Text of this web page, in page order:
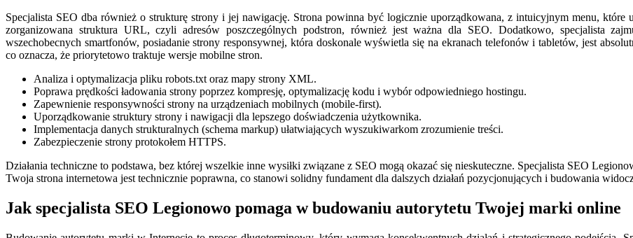
Specjalista SEO dba również o strukturę strony i jej nawigację. Strona powinna być logicznie uporządkowana, z intuicyjnym menu,
zorganizowana struktura URL, czyli adresów poszczególnych podstron, również jest ważna dla SEO. Dodatkowo, specjalista
wszechobecnych smartfonów, posiadanie strony responsywnej, która doskonale wyświetla się na ekranach telefonów i tabletów, jest
co oznacza, że priorytetowo traktuje wersje mobilne stron.
Analiza i optymalizacja pliku robots.txt oraz mapy strony XML.
Poprawa prędkości ładowania strony poprzez kompresję, optymalizację kodu i wybór odpowiedniego hostingu.
Zapewnienie responsywności strony na urządzeniach mobilnych (mobile-first).
Uporządkowanie struktury strony i nawigacji dla lepszego doświadczenia użytkownika.
Implementacja danych strukturalnych (schema markup) ułatwiających wyszukiwarkom zrozumienie treści.
Zabezpieczenie strony protokołem HTTPS.
Działania techniczne to podstawa, bez której wszelkie inne wysiłki związane z SEO mogą okazać się nieskuteczne. Specjalista SEO
Twoja strona internetowa jest technicznie poprawna, co stanowi solidny fundament dla dalszych działań pozycjonujących i budowania
Jak specjalista SEO Legionowo pomaga w budowaniu autorytetu Twojej marki online